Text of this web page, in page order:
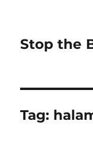
Stop the
Tag: